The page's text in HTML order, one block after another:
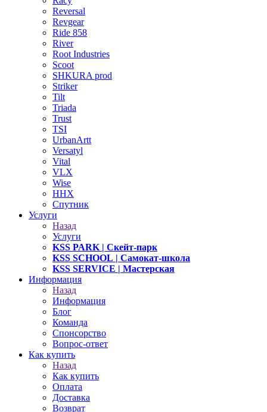
Reversal
Revgear
Ride 858
River
Root Industries
Scoot
SHKURA рrоd
Striker
Tilt
Triada
Trust
TSI
UrbanArtt
Versatyl
Vital
VLX
Wise
ННХ
Спутник
Услуги
Назад
Услуги
KSS PARK | Скейт-парк
KSS SCHOOL | Самокат-школа
KSS SERVICE | Мастерская
Информация
Назад
Информация
Блог
Команда
Спонсорство
Вопрос-ответ
Как купить
Назад
Как купить
Оплата
Доставка
Возврат